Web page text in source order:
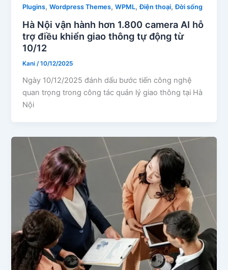
Plugins,Wordpress Themes,WPML,Điện thoại,Đời sống
Hà Nội vận hành hơn 1.800 camera AI hỗ
trợ điều khiển giao thông tự động từ
10/12
Kani/10/12/2025
Ngày 10/12/2025 đánh dấu bước tiến công nghệ
quan trọng trong công tác quản lý giao thông tại Hà
Nội